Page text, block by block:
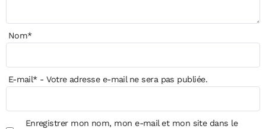
Nom*
E-mail*- Votre adresse e-mail ne sera pas publiée.
Enregistrer mon nom, mon e-mail et mon site dans le